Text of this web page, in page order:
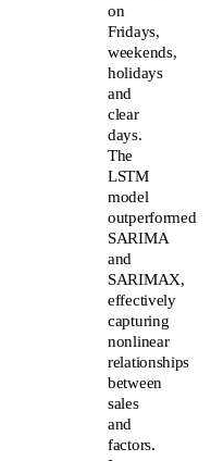
on
Fridays,
weekends,
holidays
and
clear
days.
The
LSTM
model
outperformed
SARIMA
and
SARIMAX,
effectively
capturing
nonlinear
relationships
between
sales
and
factors.